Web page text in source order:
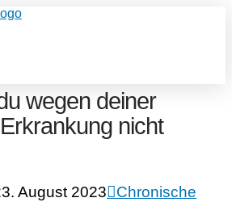
wegen deiner
nicht
August 2023
Chronische